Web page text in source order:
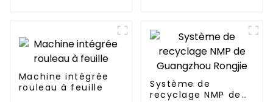
Machine intégrée
rouleau à feuille
Système de
recyclage NMP de